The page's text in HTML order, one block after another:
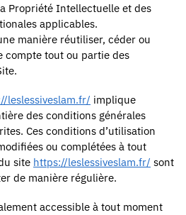
Propriété Intellectuelle et des
applicables.
manière réutiliser, céder ou
compte tout ou partie des
leslessiveslam.fr/ implique
des conditions générales
Ces conditions d’utilisation
ou complétées à tout
site https://leslessiveslam.fr/ sont
de manière régulière.
accessible à tout moment